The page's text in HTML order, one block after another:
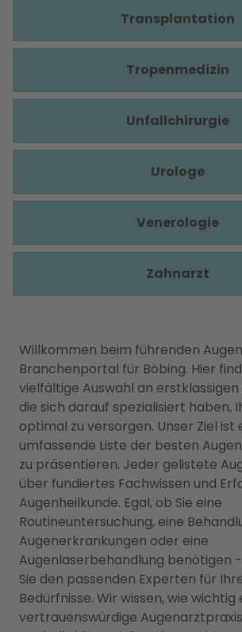
Willkommen beim führenden
Branchenportal für Böbing. Hier
vielfältige Auswahl an
die sich darauf spezialisiert haben,
optimal zu versorgen. Unser Ziel ist
umfassende Liste der besten
zu präsentieren. Jeder gelistete
über fundiertes Fachwissen und
Augenheilkunde. Egal, ob Sie eine
Routineuntersuchung, eine
Augenerkrankungen oder eine
Augenlaserbehandlung benötigen
Sie den passenden Experten für
Bedürfnisse. Wir wissen, wie wichtig
vertrauenswürdige
Transplantation
Tropenmedizin
Unfallchirurgie
Urologe
Venerologie
Zahnarzt